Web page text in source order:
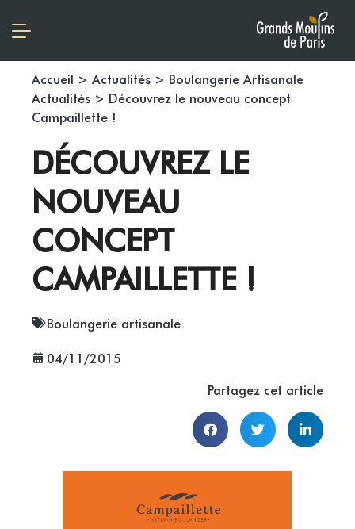
Accueil > Actualités > Boulangerie Artisanale
Actualités > Découvrez le nouveau concept
Campaillette !
DÉCOUVREZ LE
NOUVEAU
CONCEPT
CAMPAILLETTE !
Boulangerie artisanale
04/11/2015
Partagez cet article